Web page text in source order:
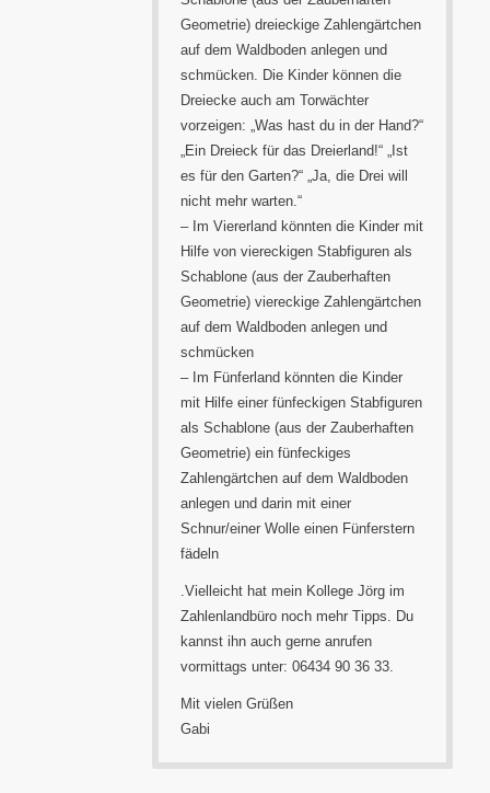
Geometrie) dreieckige Zahlengärtchen
auf dem Waldboden anlegen und
schmücken. Die Kinder können die
Dreiecke auch am Torwächter
vorzeigen: „Was hast du in der Hand?“
„Ein Dreieck für das Dreierland!“ „Ist
es für den Garten?“ „Ja, die Drei will
nicht mehr warten.“
– Im Viererland könnten die Kinder mit
Hilfe von viereckigen Stabfiguren als
Schablone (aus der Zauberhaften
Geometrie) viereckige Zahlengärtchen
auf dem Waldboden anlegen und
schmücken
– Im Fünferland könnten die Kinder
mit Hilfe einer fünfeckigen Stabfiguren
als Schablone (aus der Zauberhaften
Geometrie) ein fünfeckiges
Zahlengärtchen auf dem Waldboden
anlegen und darin mit einer
Schnur/einer Wolle einen Fünferstern
fädeln
.Vielleicht hat mein Kollege Jörg im
Zahlenlandbüro noch mehr Tipps. Du
kannst ihn auch gerne anrufen
vormittags unter: 06434 90 36 33.
Mit vielen Grüßen
Gabi